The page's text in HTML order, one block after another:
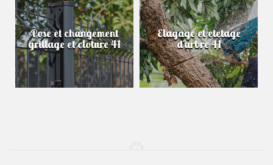
Pose et changement
grillage et cloture 41
Elagage et etetage
d'arbre 41